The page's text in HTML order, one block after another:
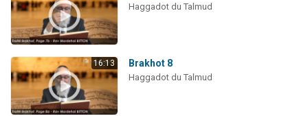
Haggadot du Talmud
16:13 Brakhot 8
Haggadot du Talmud